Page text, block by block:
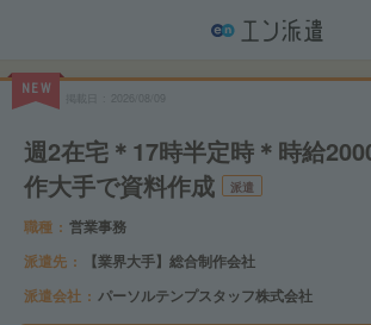
NEW
週2在宅＊17時半定時＊時給
作大手で資料作成
派遣
職種
営業事務
派遣先
【業界大手】総合制作会社
派遣会社
パーソルテンプスタッフ株式会社